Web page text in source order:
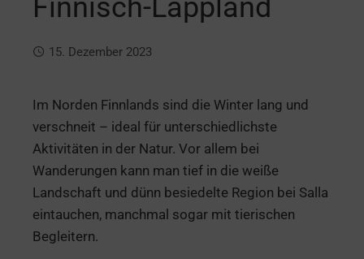
Finnisch-Lappland
15. Dezember 2023
Im Norden Finnlands sind die Winter lang und
verschneit – ideal für unterschiedlichste
Aktivitäten in der Natur. Vor allem bei
Wanderungen kann man tief in die weiße
Landschaft und dünn besiedelte Region bei Salla
eintauchen, manchmal sogar mit tierischen
Begleitern.